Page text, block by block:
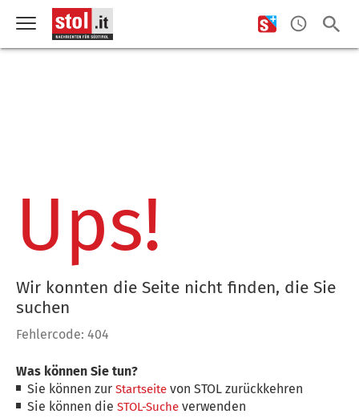
Ups!
Wir konnten die Seite nicht finden, die Sie
suchen
Fehlercode: 404
Was können Sie tun?
Sie können zurStartseite von STOL zurückkehren
Sie können dieSTOL-Suche verwenden